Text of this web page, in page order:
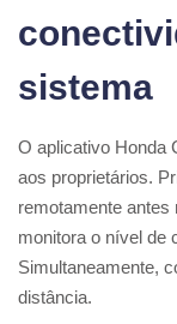
sistema
O aplicativo Honda
aos proprietários.
remotamente
monitora o nível de
Simultaneamente,
distância.